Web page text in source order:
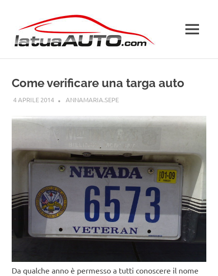
contenuto
MENU
Come verificare una targa auto
4 APRILE 2014 ANNAMARIA.SEPEGUIDE
Da qualche anno è permesso a tutti conoscere il nome